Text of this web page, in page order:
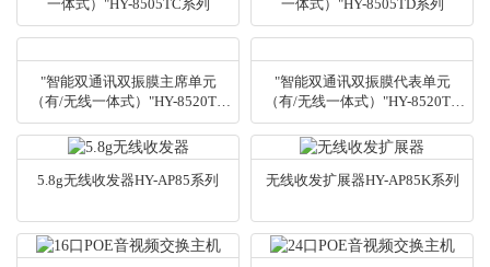
一体式）"HY-8505TC系列
一体式）"HY-8505TD系列
"智能双通讯双振膜主席单元
（有/无线一体式）"HY-8520TC
系列
"智能双通讯双振膜代表单元
（有/无线一体式）"HY-8520TD
系列
5.8g无线收发器HY-AP85系列 无线收发扩展器HY-AP85K系列